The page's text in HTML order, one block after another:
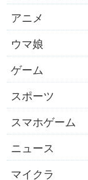
アニメ
ウマ娘
ゲーム
スポーツ
スマホゲーム
ニュース
マイクラ